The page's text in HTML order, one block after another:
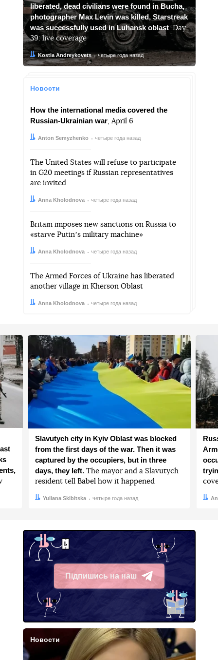
liberated, dead civilians were found in Bucha,
photographer Max Levin was killed, Starstreak
was successfully used in Luhansk oblast. Day
39: live coverage
Автор:Kostia Andreykovets
Дата: четыре года назад
Новости
How the international media covered the
Russian-Ukrainian war, April 6
Автор:
Anton Semyzhenko
Дата: четыре года назад
The United States will refuse to participate
in G20 meetings if Russian representatives
are invited.
Автор:
Anna Kholodnova
Дата: четыре года назад
Britain imposes new sanctions on Russia to
«starve Putinʼs military machine»
Автор:
Anna Kholodnova
Дата: четыре года назад
The Armed Forces of Ukraine has liberated
another village in Kherson Oblast
Автор:
Anna Kholodnova
Дата: четыре года назад
Slavutych city in Kyiv Oblast was blocked
from the first days of the war. Then it was
captured by the occupiers, but in three
days, they left. The mayor and a Slavutych
resident tell Babel how it happened
Автор:
Yuliana Skibitska
Дата: четыре года назад Дата:
Підпишись на наш
Telegram
Новости